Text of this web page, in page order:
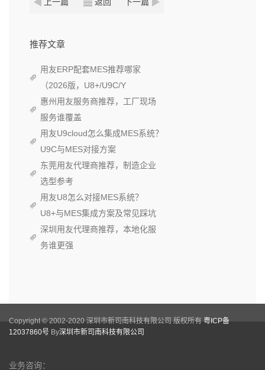
推荐文章
用友ERP配套MES推荐哪家
（2026版，U8+/U9C/Y
惠州用友服务商推荐，工厂现场
服务谁覆盖
用友U9cloud怎么集成MES系统？
U9C与MES对接方案
东莞用友代理商推荐，制造企业
选型参考
用友U8怎么对接MES系统？
U8+与MES集成方案及常见踩坑
深圳用友代理商推荐，本地化服
务谁更强
Copyright © 2002-2020 深圳市新司南科技有限公司 版权所有 粤ICP备
12037860号 By深圳市新司南科技有限公司
业务咨询：